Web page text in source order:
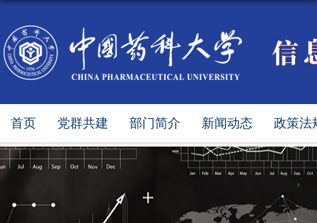
首页 党群共建 部门简介 新闻动态 政策法